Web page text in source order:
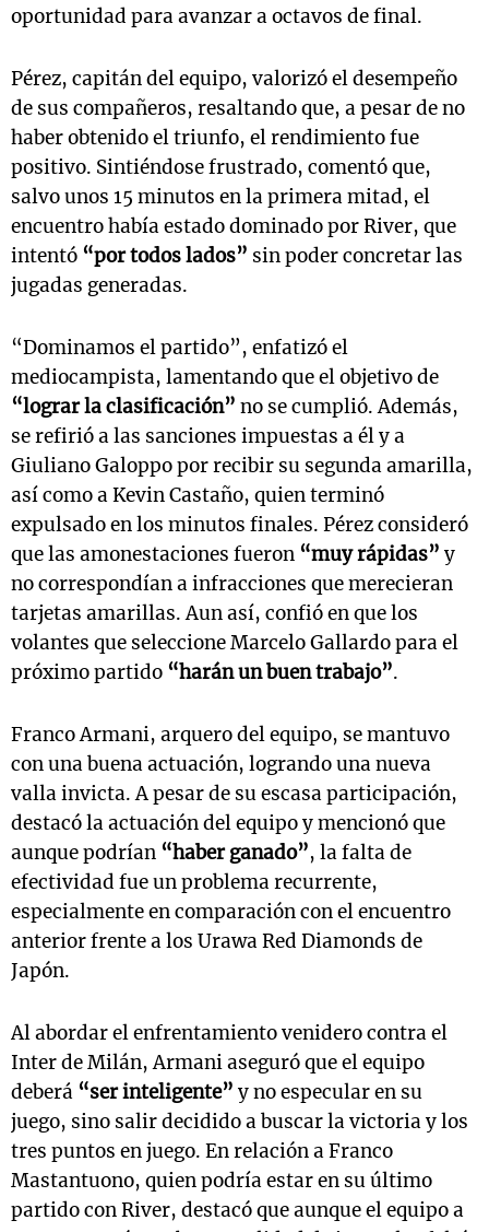
oportunidad para avanzar a octavos de final.
Pérez, capitán del equipo, valorizó el desempeño
de sus compañeros, resaltando que, a pesar de no
haber obtenido el triunfo, el rendimiento fue
positivo. Sintiéndose frustrado, comentó que,
salvo unos 15 minutos en la primera mitad, el
encuentro había estado dominado por River, que
intentó “por todos lados” sin poder concretar las
jugadas generadas.
“Dominamos el partido”, enfatizó el
mediocampista, lamentando que el objetivo de
“lograr la clasificación” no se cumplió. Además,
se refirió a las sanciones impuestas a él y a
Giuliano Galoppo por recibir su segunda amarilla,
así como a Kevin Castaño, quien terminó
expulsado en los minutos finales. Pérez consideró
que las amonestaciones fueron “muy rápidas” y
no correspondían a infracciones que merecieran
tarjetas amarillas. Aun así, confió en que los
volantes que seleccione Marcelo Gallardo para el
próximo partido “harán un buen trabajo”.
Franco Armani, arquero del equipo, se mantuvo
con una buena actuación, logrando una nueva
valla invicta. A pesar de su escasa participación,
destacó la actuación del equipo y mencionó que
aunque podrían “haber ganado”, la falta de
efectividad fue un problema recurrente,
especialmente en comparación con el encuentro
anterior frente a los Urawa Red Diamonds de
Japón.
Al abordar el enfrentamiento venidero contra el
Inter de Milán, Armani aseguró que el equipo
deberá “ser inteligente” y no especular en su
juego, sino salir decidido a buscar la victoria y los
tres puntos en juego. En relación a Franco
Mastantuono, quien podría estar en su último
partido con River, destacó que aunque el equipo a